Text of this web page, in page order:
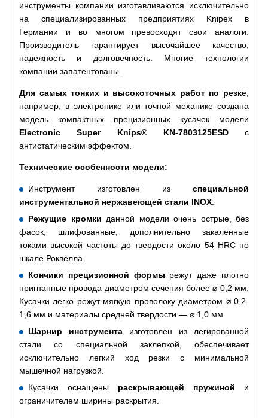
инструменты компании изготавливаются исключительно
на специализированных предприятиях Knipex в
Германии и во многом превосходят свои аналоги.
Производитель гарантирует высочайшее качество,
надежность и долговечность. Многие технологии
компании запатентованы.
Для самых тонких и высокоточных работ по резке,
например, в электронике или точной механике создана
модель компактных прецизионных кусачек модели
Electronic Super Knips® KN-7803125ESDс
антистатическим эффектом.
Технические особенности модели:
Инструмент изготовлен из специальной
инструментальной нержавеющей стали INOX.
Режущие кромки данной модели очень острые, без
фасок, шлифованные, дополнительно закаленные
токами высокой частоты до твердости около 54 HRC по
шкале Роквелла.
Кончики прецизионной формы режут даже плотно
пригнанные провода диаметром сечения более ⌀ 0,2 мм.
Кусачки легко режут мягкую проволоку диаметром ⌀ 0,2-
1,6 мм и материалы средней твердости — ⌀ 1,0 мм.
Шарнир инструмента изготовлен из легированной
стали со специальной заклепкой, обеспечивает
исключительно легкий ход резки с минимальной
мышечной нагрузкой.
Кусачки оснащены раскрывающей пружиной и
ограничителем ширины раскрытия.